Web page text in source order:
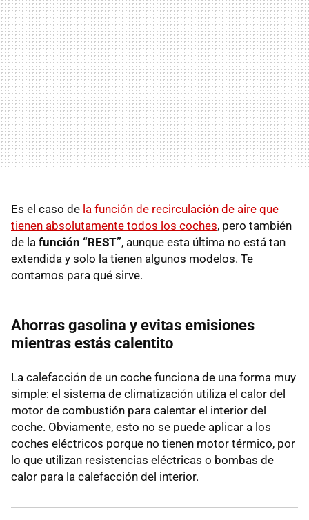
Es el caso de la función de recirculación de aire que
tienen absolutamente todos los coches, pero también
de la función “REST”, aunque esta última no está tan
extendida y solo la tienen algunos modelos. Te
contamos para qué sirve.
Ahorras gasolina y evitas emisiones
mientras estás calentito
La calefacción de un coche funciona de una forma muy
simple: el sistema de climatización utiliza el calor del
motor de combustión para calentar el interior del
coche. Obviamente, esto no se puede aplicar a los
coches eléctricos porque no tienen motor térmico, por
lo que utilizan resistencias eléctricas o bombas de
calor para la calefacción del interior.